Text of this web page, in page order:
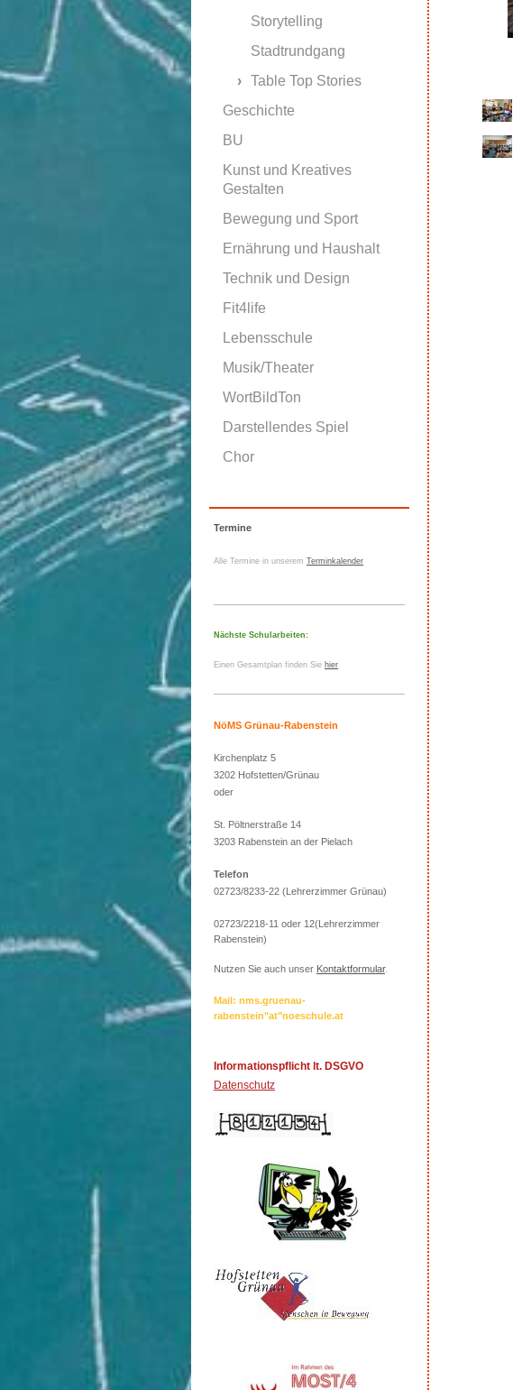
Storytelling
Stadtrundgang
Table Top Stories
Geschichte
BU
Kunst und Kreatives
Gestalten
Bewegung und Sport
Ernährung und Haushalt
Technik und Design
Fit4life
Lebensschule
Musik/Theater
WortBildTon
Darstellendes Spiel
Chor
Termine
Alle Termine in unserem Terminkalender
Nächste Schularbeiten:
Einen Gesamtplan finden Sie hier
NöMS Grünau-Rabenstein
Kirchenplatz 5
3202 Hofstetten/Grünau
oder
St. Pöltnerstraße 14
3203 Rabenstein an der Pielach
Telefon
02723/8233-22 (Lehrerzimmer Grünau)
02723/2218-11 oder 12(Lehrerzimmer
Rabenstein)
Nutzen Sie auch unser Kontaktformular.
Mail: nms.gruenau-
rabenstein"at"noeschule.at
Informationspflicht lt. DSGVO
Datenschutz